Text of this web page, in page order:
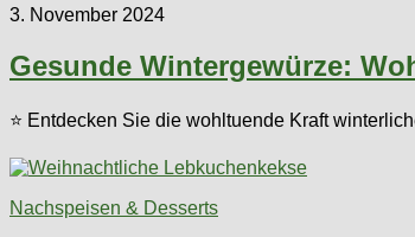
3. November 2024
Gesunde Wintergewürze:
⭐ Entdecken Sie die wohltuende Kraft
Nachspeisen & Desserts